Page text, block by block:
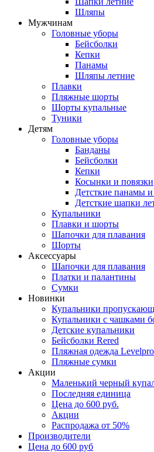
Шляпы
Мужчинам
Головные уборы
Бейсболки
Кепки
Панамы
Шляпы летние
Плавки
Пляжные шорты
Шорты купальные
Туники
Детям
Головные уборы
Банданы
Бейсболки
Кепки
Косынки и повязки
Детсткие панамы
Детсткие шапки
Купальники
Плавки и шорты
Шапочки для плавания
Шорты
Аксессуары
Шапочки для плавания
Платки и палантины
Сумки
Новинки
Купальники
Купальники с чашками
Детские купальники
Бейсболки Rered
Пляжная одежда Levelpro
Пляжные сумки
Акции
Маленький черный
Последняя единица
Цена до 600 руб.
Акции
Распродажа от 50%
Производители
Цена до 600 руб